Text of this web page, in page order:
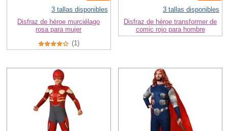
3 tallas disponibles
Disfraz de héroe murciélago
rosa para mujer
(1)
3 tallas disponibles
Disfraz de héroe transformer de
comic rojo para hombre